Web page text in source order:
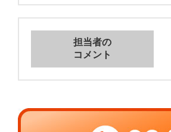
担当者の
コメント